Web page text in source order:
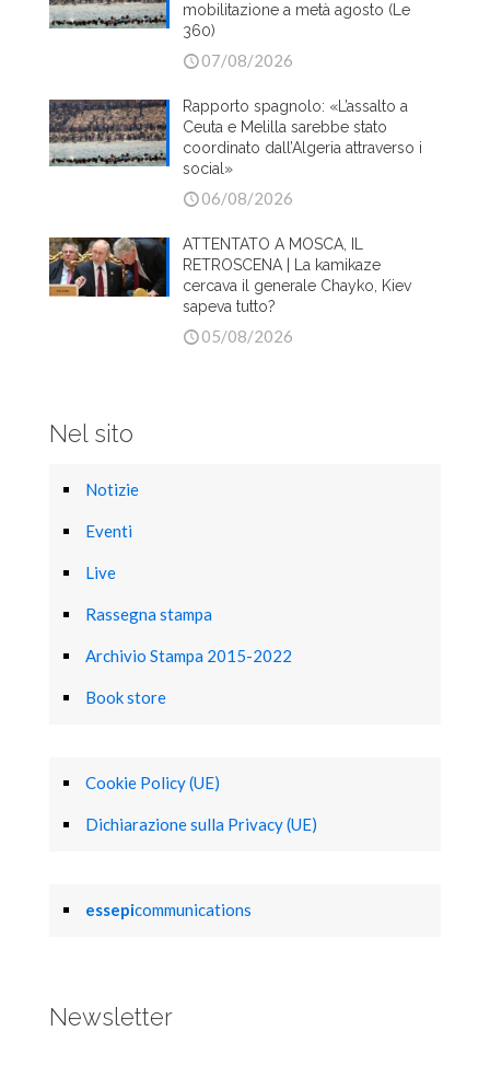
mobilitazione a metà agosto (Le
360)
07/08/2026
Rapporto spagnolo: «L’assalto a
Ceuta e Melilla sarebbe stato
coordinato dall’Algeria attraverso i
social»
06/08/2026
ATTENTATO A MOSCA, IL
RETROSCENA | La kamikaze
cercava il generale Chayko, Kiev
sapeva tutto?
05/08/2026
Nel sito
Notizie
Eventi
Live
Rassegna stampa
Archivio Stampa 2015-2022
Book store
Cookie Policy (UE)
Dichiarazione sulla Privacy (UE)
essepicommunications
Newsletter